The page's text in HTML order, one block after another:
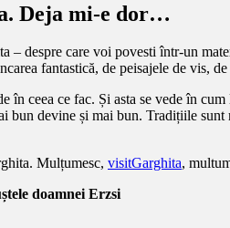
Deja mi-e dor…
– despre care voi povesti într-un
fantastică, de peisajele de vis,
în ceea ce fac. Și asta se vede în
bun devine și mai bun. Tradițiile
Mulțumesc, visitGarghita,
doamnei Erzsi